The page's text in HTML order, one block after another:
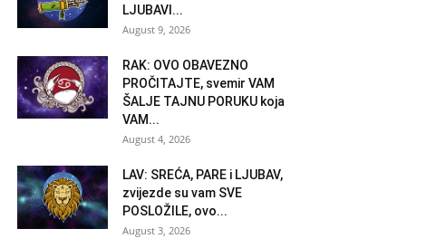
LJUBAVI...
August 9, 2026
RAK: OVO OBAVEZNO
PROČITAJTE, svemir VAM
ŠALJE TAJNU PORUKU koja
VAM...
August 4, 2026
LAV: SREĆA, PARE i LJUBAV,
zvijezde su vam SVE
POSLOŽILE, ovo...
August 3, 2026